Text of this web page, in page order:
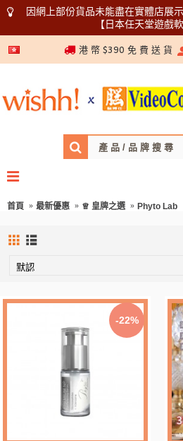
因網上部份貨品未能盡在實體店展
【日本任天堂遊戲軟
5366
港 幣 $390 免 費 送 貨
首頁 最新優惠 ♕ 皇牌之選 Phyto Lab
-22%